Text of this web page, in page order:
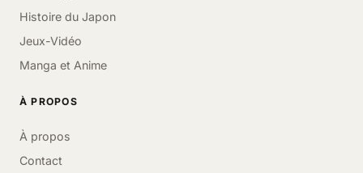
Histoire du Japon
Jeux-Vidéo
Manga et Anime
À PROPOS
À propos
Contact